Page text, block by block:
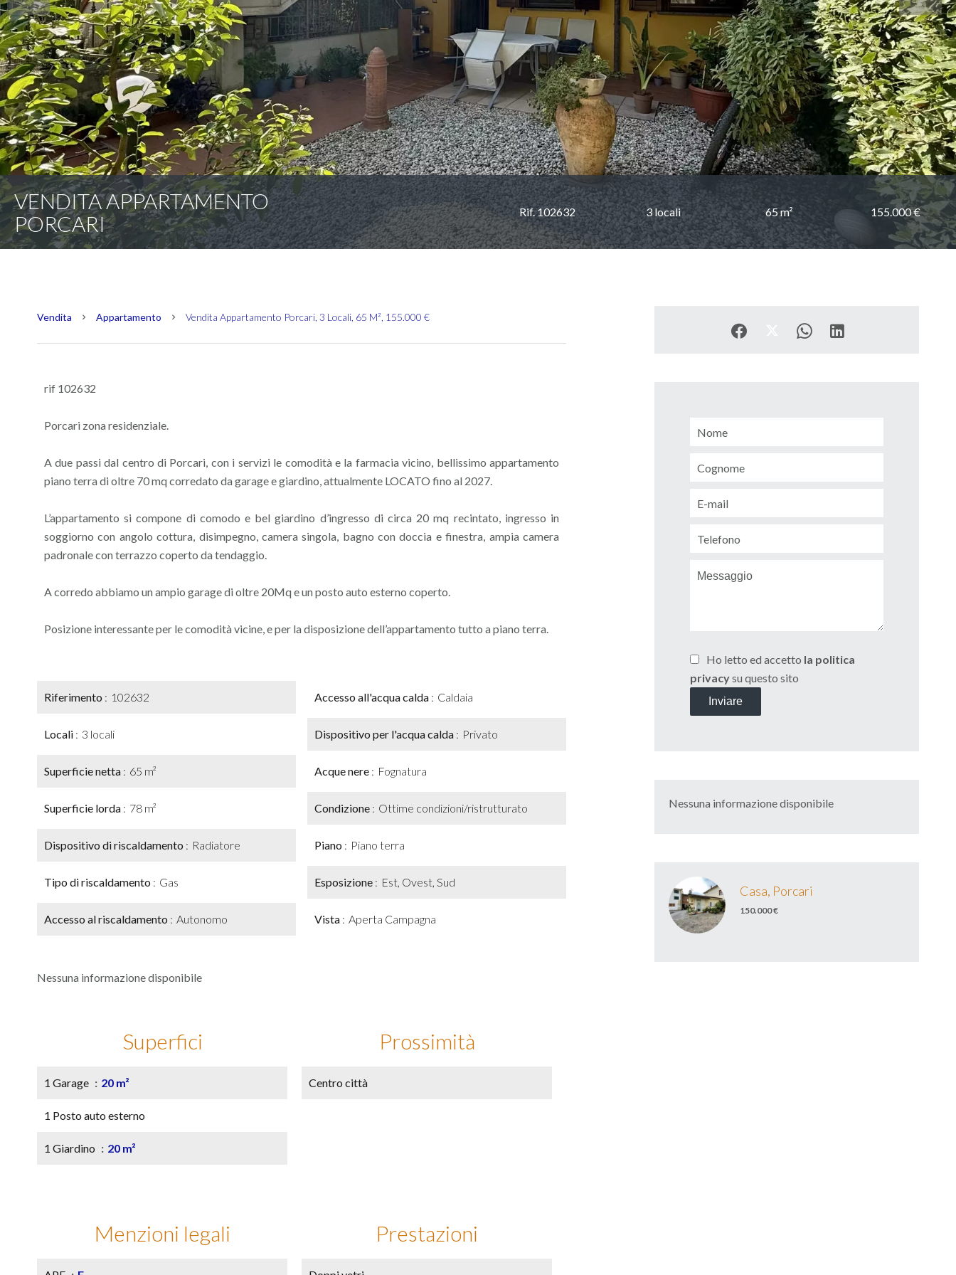
VENDITA APPARTAMENTO
PORCARI
Rif. 102632 3 locali 65 m² 155.000 €
Vendita Appartamento Vendita Appartamento Porcari, 3 Locali, 65 M², 155.000 €
rif 102632
Porcari zona residenziale.
A due passi dal centro di Porcari, con i servizi le comodità e la farmacia vicino, bellissimo appartamento
piano terra di oltre 70 mq corredato da garage e giardino, attualmente LOCATO fino al 2027.
L’appartamento si compone di comodo e bel giardino d’ingresso di circa 20 mq recintato, ingresso in
soggiorno con angolo cottura, disimpegno, camera singola, bagno con doccia e finestra, ampia camera
padronale con terrazzo coperto da tendaggio.
A corredo abbiamo un ampio garage di oltre 20Mq e un posto auto esterno coperto.
Posizione interessante per le comodità vicine, e per la disposizione dell’appartamento tutto a piano terra.
Riferimento 102632
Locali 3 locali
Superficie netta 65 m²
Superficie lorda 78 m²
Dispositivo di riscaldamento Radiatore
Tipo di riscaldamento Gas
Accesso al riscaldamento Autonomo
Accesso all'acqua calda Caldaia
Dispositivo per l'acqua calda Privato
Acque nere Fognatura
Condizione Ottime condizioni/ristrutturato
Piano Piano terra
Esposizione Est, Ovest, Sud
Vista Aperta Campagna
Nessuna informazione disponibile
Superfici
1 Garage 20 m²
1 Posto auto esterno
1 Giardino 20 m²
Prossimità
Centro città
Menzioni legali Prestazioni
Ho letto ed accetto la politica
privacysu questo sito
Inviare
Nessuna informazione disponibile
Casa, Porcari
150.000 €